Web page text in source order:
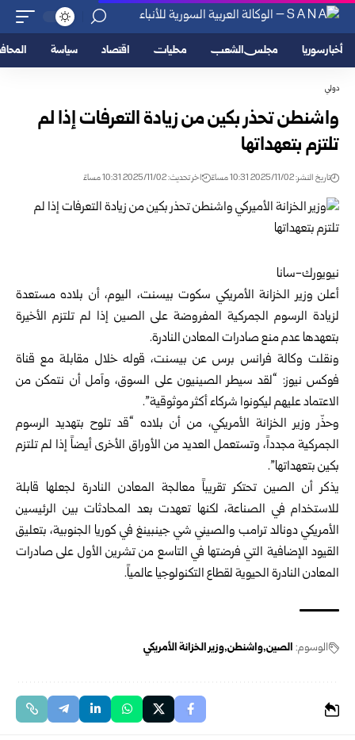
أخبار سوريا مجلس الشعب محليات اقتصاد سياسة
دولي
واشنطن تحذر بكين من زيادة التعرفات إذا لم
تلتزم بتعهداتها
تاريخ النشر: 2025/11/02 10:31 مساءً اخر تحديث: 2025/11/02 10:31 مساءً
نيويورك-سانا
أعلن وزير الخزانة الأمريكي سكوت بيسنت، اليوم، أن بلاده مستعدة
لزيادة الرسوم الجمركية المفروضة على الصين إذا لم تلتزم الأخيرة
بتعهدها عدم منع صادرات المعادن النادرة.
ونقلت وكالة فرانس برس عن بيسنت، قوله خلال مقابلة مع قناة
فوكس نيوز: “لقد سيطر الصينيون على السوق، وآمل أن نتمكن من
الاعتماد عليهم ليكونوا شركاء أكثر موثوقية”.
وحذّر وزير الخزانة الأمريكي، من أن بلاده “قد تلوح بتهديد الرسوم
الجمركية مجدداً، وتستعمل العديد من الأوراق الأخرى أيضاً إذا لم تلتزم
بكين بتعهداتها”.
يذكر أن الصين تحتكر تقريباً معالجة المعادن النادرة لجعلها قابلة
للاستخدام في الصناعة، لكنها تعهدت بعد المحادثات بين الرئيسين
الأمريكي دونالد ترامب والصيني شي جينبينغ في كوريا الجنوبية، بتعليق
القيود الإضافية التي فرضتها في التاسع من تشرين الأول على صادرات
المعادن النادرة الحيوية لقطاع التكنولوجيا عالمياً.
الوسوم: الصين واشنطن وزير الخزانة الأمريكي